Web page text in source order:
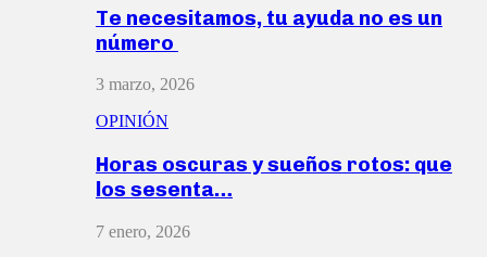
Te necesitamos, tu ayuda no es un
número
3 marzo, 2026
OPINIÓN
Horas oscuras y sueños rotos: que
los sesenta…
7 enero, 2026